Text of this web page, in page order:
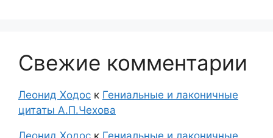
Свежие комментарии
Леонид Ходос к Гениальные и лаконичные
цитаты А.П.Чехова
Леонид Ходос к Гениальные и лаконичные